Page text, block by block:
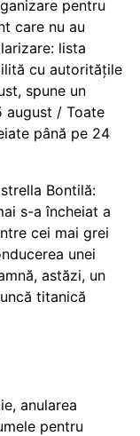
pentru
care nu au
lista
cu autoritățile
spune un
august / Toate
până pe 24
Bontilă:
s-a încheiat a
cei mai grei
unei
astăzi, un
titanică
anularea
pentru